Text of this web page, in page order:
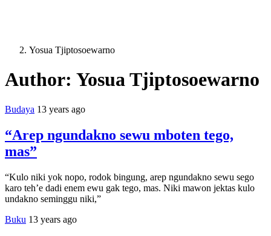
Yosua Tjiptosoewarno
Author: Yosua Tjiptosoewarno
Budaya 13 years ago
“Arep ngundakno sewu mboten tego,
mas”
“Kulo niki yok nopo, rodok bingung, arep ngundakno sewu sego
karo teh’e dadi enem ewu gak tego, mas. Niki mawon jektas kulo
undakno seminggu niki,”
Buku 13 years ago